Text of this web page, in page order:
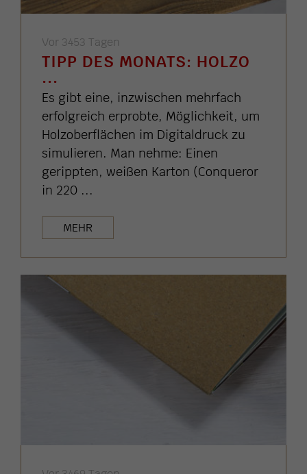
Vor 3453 Tagen
TIPP DES MONATS: HOLZO
...
Es gibt eine, inzwischen mehrfach
erfolgreich erprobte, Möglichkeit, um
Holzoberflächen im Digitaldruck zu
simulieren. Man nehme: Einen
gerippten, weißen Karton (Conqueror
in 220 ...
MEHR